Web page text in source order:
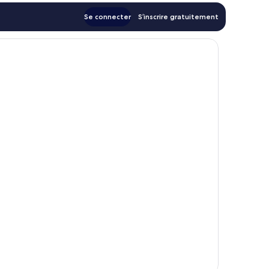
Se connecter S’inscrire gratuitement